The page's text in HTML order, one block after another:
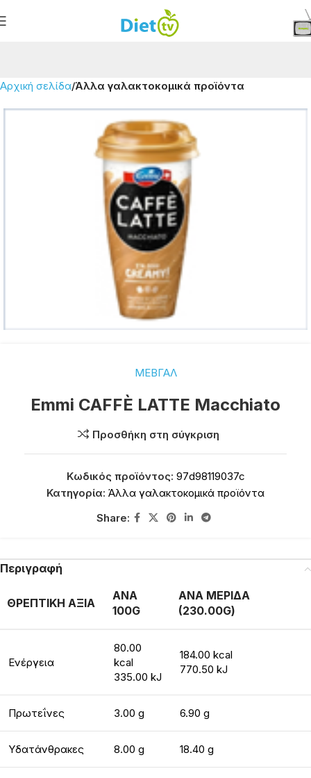
Αρχική σελίδα Άλλα γαλακτοκομικά προϊόντα
ΜΕΒΓΑΛ
Emmi CAFFÈ LATTE Macchiato
Προσθήκη στη σύγκριση
Κωδικός προϊόντος: 97d98119037c
Κατηγορία: Άλλα γαλακτοκομικά προϊόντα
Share:
Περιγραφή
ΘΡΕΠΤΙΚΗ ΑΞΙΑ
ΑΝΑ
100G
ΑΝΑ ΜΕΡΙΔΑ
(230.00G)
Ενέργεια
80.00
kcal
335.00 kJ
184.00 kcal
770.50 kJ
Πρωτεΐνες 3.00 g 6.90 g
Υδατάνθρακες 8.00 g 18.40 g